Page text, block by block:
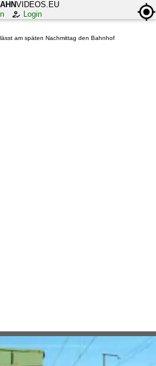
VIDEOS.EU
Login
am späten Nachmittag den Bahnhof